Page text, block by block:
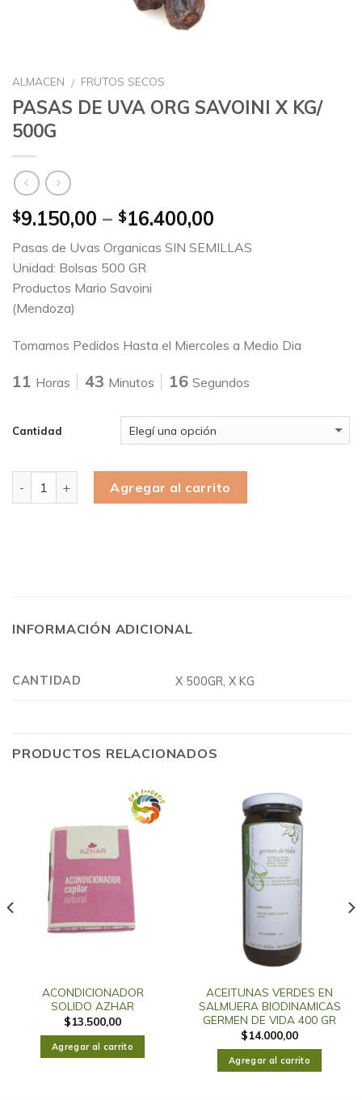
ALMACEN / FRUTOS SECOS
PASAS DE UVA ORG SAVOINI X KG/
500G
$9.150,00 – $16.400,00
Pasas de Uvas Organicas SIN SEMILLAS
Unidad: Bolsas 500 GR
Productos Mario Savoini
(Mendoza)
Tomamos Pedidos Hasta el Miercoles a Medio Dia
11 Horas 43 Minutos 16 Segundos
Cantidad
Agregar al carrito
INFORMACIÓN ADICIONAL
CANTIDAD X 500GR, X KG
PRODUCTOS RELACIONADOS
ACONDICIONADOR
SOLIDO AZHAR
$13.500,00
Agregar al carrito
ACEITUNAS VERDES EN
SALMUERA BIODINAMICAS
GERMEN DE VIDA 400 GR
$14.000,00
Agregar al carrito